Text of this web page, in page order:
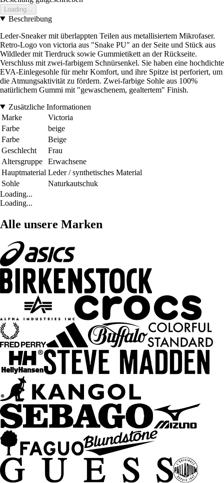
Loading...
Beschreibung
Leder-Sneaker mit überlappten Teilen aus metallisiertem Mikrofaser.
Retro-Logo von victoria aus "Snake PU" an der Seite und Stück aus
Wildleder mit Tierdruck sowie Gummietikett an der Rückseite.
Verschluss mit zwei-farbigem Schnürsenkel. Sie haben eine hochdichte
EVA-Einlegesohle für mehr Komfort, und ihre Spitze ist perforiert, um
die Atmungsaktivität zu fördern. Zwei-farbige Sohle aus 100%
natürlichem Gummi mit "gewaschenem, gealtertem" Finish.
Zusätzliche Informationen
Marke
Victoria
Farbe
beige
Farbe
Beige
Geschlecht
Frau
Altersgruppe
Erwachsene
Hauptmaterial Leder / synthetisches Material
Sohle
Naturkautschuk
Loading...
Loading...
Alle unsere Marken